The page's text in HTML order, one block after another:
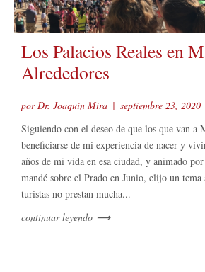
Los Palacios Reales en
Alrededores
por Dr. Joaquín Mira | septiembre 23, 2020
Siguiendo con el deseo de que los que van a
beneficiarse de mi experiencia de nacer y
años de mi vida en esa ciudad, y animado
mandé sobre el Prado en Junio, elijo un tema
turistas no prestan mucha...
continuar leyendo ⟶